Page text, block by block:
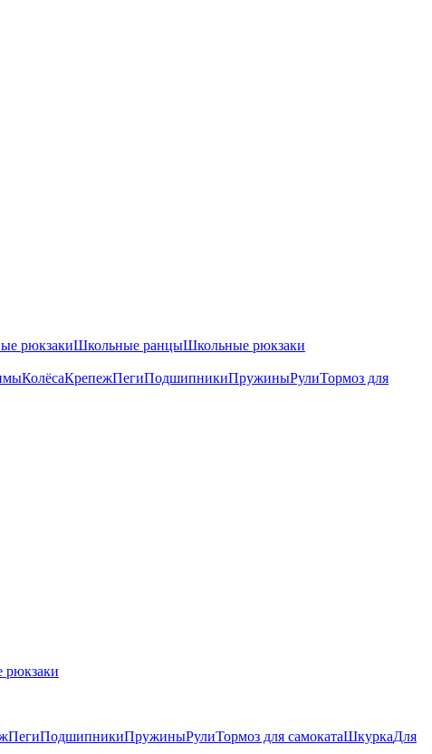
рюкзакиШкольные ранцыШкольные рюкзаки
КолёсаКрепежПегиПодшипникиПружиныРулиТормоз для
ПегиПодшипникиПружиныРулиТормоз для самокатаШкуркаДля